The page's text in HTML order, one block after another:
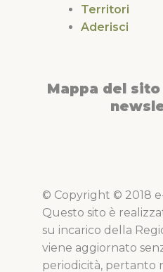
Territori
Aderisci
Mappa del sito
© Copyright © 2018
Questo sito è
su incarico della
viene aggiornato
periodicità, pertanto